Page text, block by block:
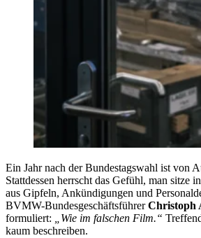
Ein Jahr nach der Bundestagswahl ist von
Stattdessen herrscht das Gefühl, man sitze
aus Gipfeln, Ankündigungen und
BVMW-BundesgeschäftsführerChristoph
formuliert:
„Wie im falschen Film.“
kaum beschreiben.